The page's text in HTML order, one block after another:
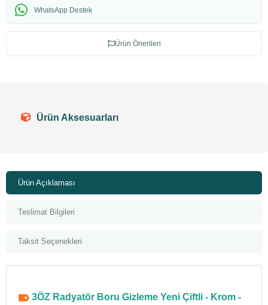
WhatsApp Destek
Ürün Önerileri
Ürün Aksesuarları
Ürün Açıklaması
Teslimat Bilgileri
Taksit Seçenekleri
3ÖZ Radyatör Boru Gizleme Yeni Çiftli - Krom -